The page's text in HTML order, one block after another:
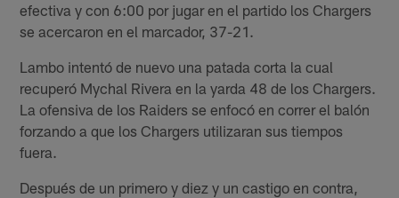
efectiva y con 6:00 por jugar en el partido los Chargers
se acercaron en el marcador, 37-21.
Lambo intentó de nuevo una patada corta la cual
recuperó Mychal Rivera en la yarda 48 de los Chargers.
La ofensiva de los Raiders se enfocó en correr el balón
forzando a que los Chargers utilizaran sus tiempos
fuera.
Después de un primero y diez y un castigo en contra,